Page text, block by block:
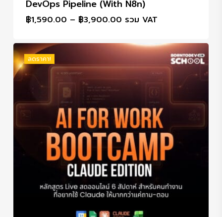
DevOps Pipeline (with N8n)
฿1,590.00 – ฿3,900.00Price
฿1,590.00
through
รวม VAT
ลดราคา!